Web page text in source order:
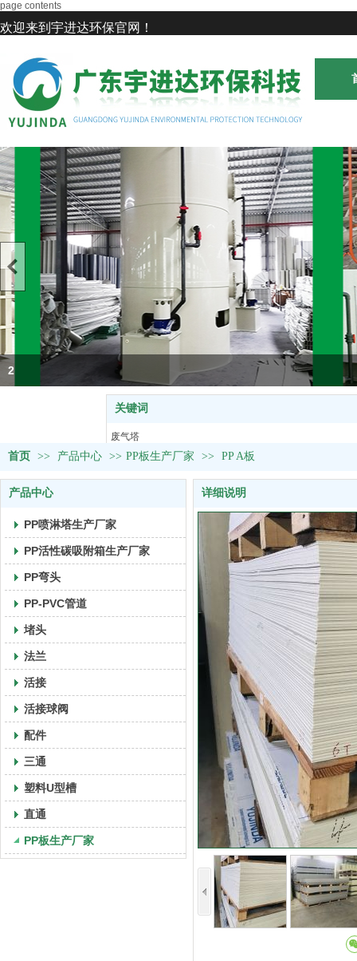
page contents
欢迎来到宇进达环保官网！
2
关键词
废气塔
塑料U型槽
首页 >> 产品中心 >> PP板生产厂家 >> PP A板
产品中心
PP喷淋塔生产厂家
PP活性碳吸附箱生产厂家
PP弯头
PP-PVC管道
堵头
法兰
活接
活接球阀
配件
三通
塑料U型槽
直通
PP板生产厂家
详细说明